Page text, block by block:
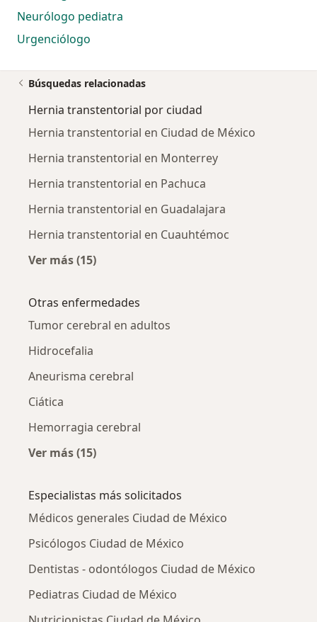
Neurólogo pediatra
Urgenciólogo
Búsquedas relacionadas
Hernia transtentorial por ciudad
Hernia transtentorial en Ciudad de México
Hernia transtentorial en Monterrey
Hernia transtentorial en Pachuca
Hernia transtentorial en Guadalajara
Hernia transtentorial en Cuauhtémoc
Ver más (15)
Otras enfermedades
Tumor cerebral en adultos
Hidrocefalia
Aneurisma cerebral
Ciática
Hemorragia cerebral
Ver más (15)
Especialistas más solicitados
Médicos generales Ciudad de México
Psicólogos Ciudad de México
Dentistas - odontólogos Ciudad de México
Pediatras Ciudad de México